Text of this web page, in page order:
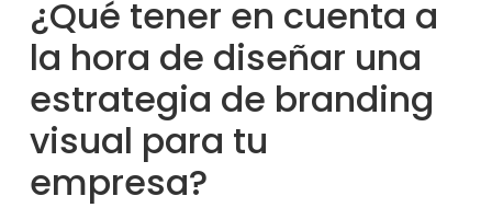
¿Qué tener en cuenta a
la hora de diseñar una
estrategia de branding
visual para tu
empresa?